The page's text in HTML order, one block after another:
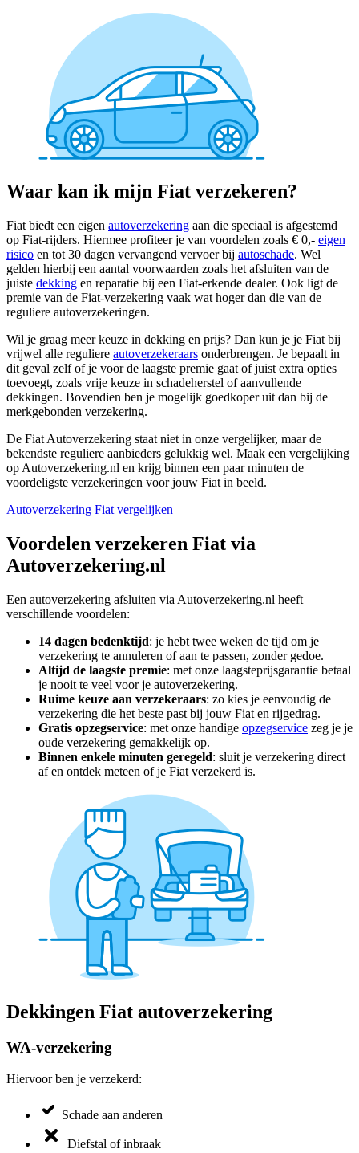
Waar kan ik mijn Fiat verzekeren?
Fiat biedt een eigen autoverzekering aan die speciaal is afgestemd
op Fiat-rijders. Hiermee profiteer je van voordelen zoals € 0,- eigen
risico en tot 30 dagen vervangend vervoer bij autoschade. Wel
gelden hierbij een aantal voorwaarden zoals het afsluiten van de
juiste dekking en reparatie bij een Fiat-erkende dealer. Ook ligt de
premie van de Fiat-verzekering vaak wat hoger dan die van de
reguliere autoverzekeringen.
Wil je graag meer keuze in dekking en prijs? Dan kun je je Fiat bij
vrijwel alle reguliere autoverzekeraars onderbrengen. Je bepaalt in
dit geval zelf of je voor de laagste premie gaat of juist extra opties
toevoegt, zoals vrije keuze in schadeherstel of aanvullende
dekkingen. Bovendien ben je mogelijk goedkoper uit dan bij de
merkgebonden verzekering.
De Fiat Autoverzekering staat niet in onze vergelijker, maar de
bekendste reguliere aanbieders gelukkig wel. Maak een vergelijking
op Autoverzekering.nl en krijg binnen een paar minuten de
voordeligste verzekeringen voor jouw Fiat in beeld.
Autoverzekering Fiat vergelijken
Voordelen verzekeren Fiat via
Autoverzekering.nl
Een autoverzekering afsluiten via Autoverzekering.nl heeft
verschillende voordelen:
14 dagen bedenktijd: je hebt twee weken de tijd om je
verzekering te annuleren of aan te passen, zonder gedoe.
Altijd de laagste premie: met onze laagsteprijsgarantie betaal
je nooit te veel voor je autoverzekering.
Ruime keuze aan verzekeraars: zo kies je eenvoudig de
verzekering die het beste past bij jouw Fiat en rijgedrag.
Gratis opzegservice: met onze handige opzegservice zeg je je
oude verzekering gemakkelijk op.
Binnen enkele minuten geregeld: sluit je verzekering direct
af en ontdek meteen of je Fiat verzekerd is.
Dekkingen Fiat autoverzekering
WA-verzekering
Hiervoor ben je verzekerd:
Schade aan anderen
Diefstal of inbraak